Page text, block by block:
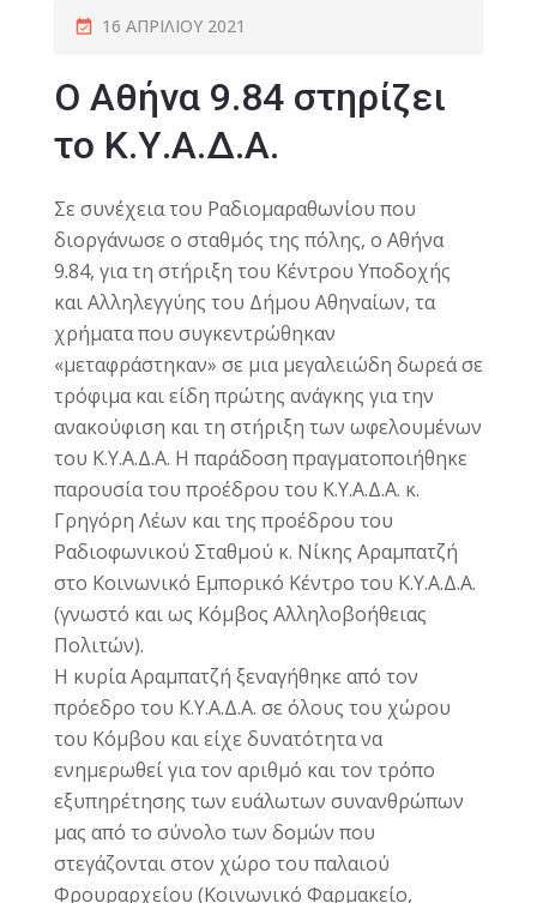
16 ΑΠΡΙΛΊΟΥ 2021
O Αθήνα 9.84 στηρίζει
το Κ.Υ.Α.Δ.Α.
Σε συνέχεια του Ραδιομαραθωνίου που
διοργάνωσε ο σταθμός της πόλης, ο Αθήνα
9.84, για τη στήριξη του Κέντρου Υποδοχής
και Αλληλεγγύης του Δήμου Αθηναίων, τα
χρήματα που συγκεντρώθηκαν
«μεταφράστηκαν» σε μια μεγαλειώδη δωρεά σε
τρόφιμα και είδη πρώτης ανάγκης για την
ανακούφιση και τη στήριξη των ωφελουμένων
του Κ.Υ.Α.Δ.Α. Η παράδοση πραγματοποιήθηκε
παρουσία του προέδρου του Κ.Υ.Α.Δ.Α. κ.
Γρηγόρη Λέων και της προέδρου του
Ραδιοφωνικού Σταθμού κ. Νίκης Αραμπατζή
στο Κοινωνικό Εμπορικό Κέντρο του Κ.Υ.Α.Δ.Α.
(γνωστό και ως Κόμβος Αλληλοβοήθειας
Πολιτών).
Η κυρία Αραμπατζή ξεναγήθηκε από τον
πρόεδρο του Κ.Υ.Α.Δ.Α. σε όλους του χώρου
του Κόμβου και είχε δυνατότητα να
ενημερωθεί για τον αριθμό και τον τρόπο
εξυπηρέτησης των ευάλωτων συνανθρώπων
μας από το σύνολο των δομών που
στεγάζονται στον χώρο του παλαιού
Φρουραρχείου (Κοινωνικό Φαρμακείο,